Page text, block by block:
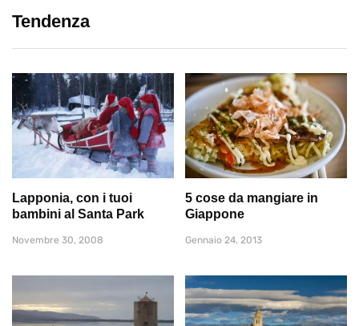
Tendenza
Lapponia, con i tuoi
bambini al Santa Park
Novembre 30, 2008
5 cose da mangiare in
Giappone
Gennaio 24, 2013